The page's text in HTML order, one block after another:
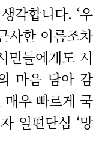
각합니다. ‘우
사한 이름조차
민들에게도 시
마음 담아 감
우 빠르게 국
일편단심 ‘망